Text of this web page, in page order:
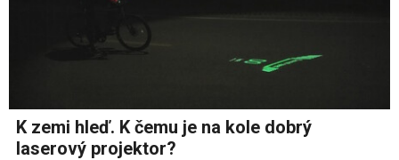
K zemi hleď. K čemu je na kole dobrý
laserový projektor?